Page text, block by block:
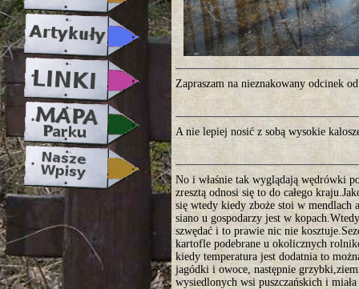
Zapraszam na nieznakowany odcinek
A nie lepiej nosić z sobą wysokie
No i właśnie tak wyglądają wędrówki
zresztą odnosi się to do całego
się wtedy kiedy zboże stoi w mendlach
siano u gospodarzy jest w
szwędać i to prawie nic nie
kartofle podebrane u okolicznych
kiedy temperatura jest dodatnia to
jagódki i owoce, następnie
wysiedlonych wsi puszczańskich i